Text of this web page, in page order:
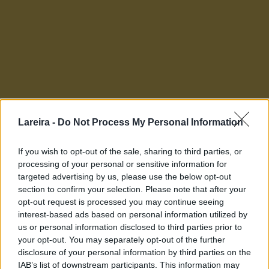
Lareira - Do Not Process My Personal Information
If you wish to opt-out of the sale, sharing to third parties, or
processing of your personal or sensitive information for
targeted advertising by us, please use the below opt-out
section to confirm your selection. Please note that after your
opt-out request is processed you may continue seeing
interest-based ads based on personal information utilized by
us or personal information disclosed to third parties prior to
your opt-out. You may separately opt-out of the further
disclosure of your personal information by third parties on the
IAB’s list of downstream participants. This information may
Vino de Valdeorras (D.O.)
Son vinos, también de Ourense, y de la comarca que
les da nombre. Comprende los ayuntamientos de O
Barco de Valdeorras, O Bolo, Carballeda, Larouco, la
Rua de Petín, Petín, Rubiá y Vilamartín de Valdeorras.
Es la patria del Godello para los vinos blancos, y del